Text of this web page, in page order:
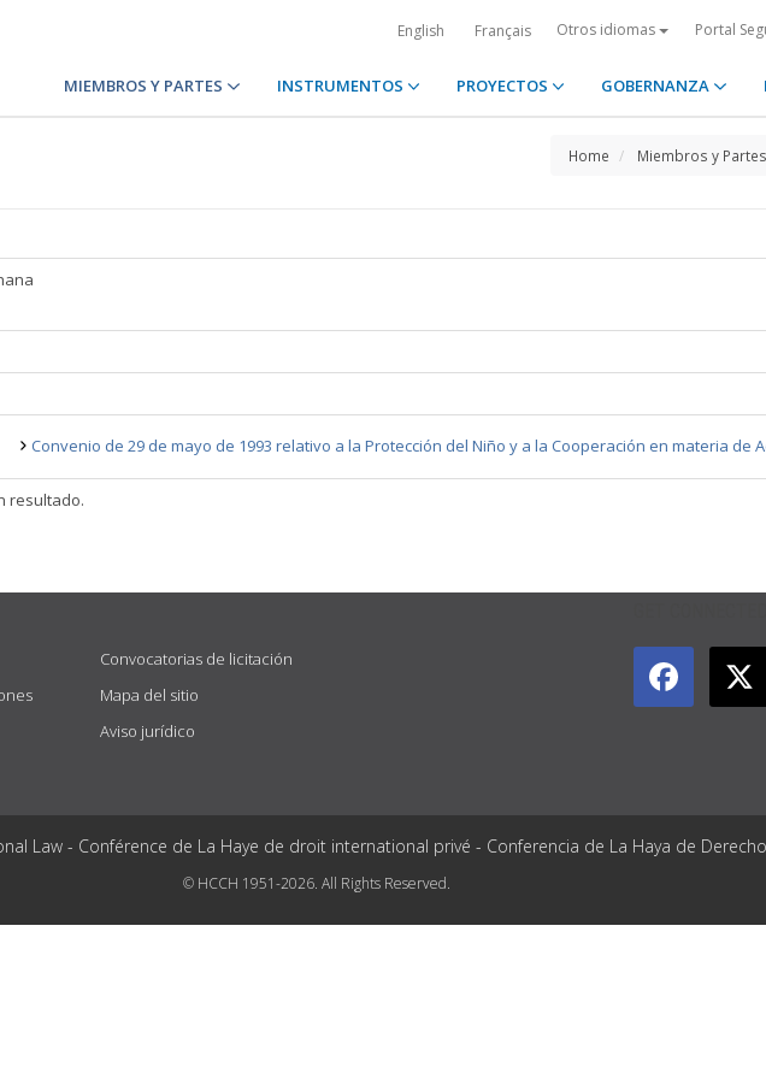
English Français Otros idiomas Portal
MIEMBROS Y PARTES INSTRUMENTOS PROYECTOS GOBERNANZA
Home Miembros y Partes
Convenio de 29 de mayo de 1993 relativo a la Protección del Niño y a la Cooperación en materia de
resultado.
Convocatorias de licitación
Mapa del sitio
Aviso jurídico
Law - Conférence de La Haye de droit international privé - Conferencia de La Haya de
© HCCH 1951-2026. All Rights Reserved.